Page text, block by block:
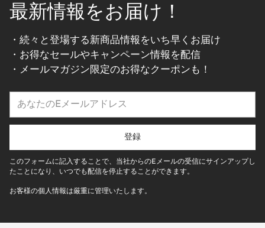
最新情報をお届け！
・続々と登場する新商品情報をいち早くお届け
・お得なセールやキャンペーン情報を配信
・メールマガジン限定のお得なクーポンも！
メ
ー
ア
レ
登録
このフォームに記入することで、当社からのEメールの受信にサインアップし
たことになり、いつでも配信を停止することができます。
お客様の個人情報は厳重に管理いたします。